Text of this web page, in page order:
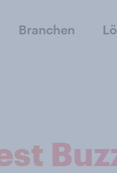
Branchen